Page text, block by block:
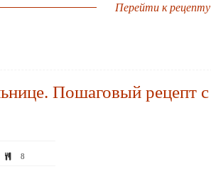
Перейти к рецепту
Пошаговый рецепт с
8